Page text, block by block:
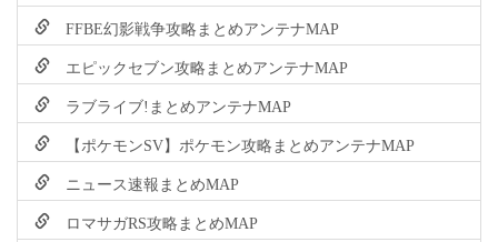
FFBE幻影戦争攻略まとめアンテナMAP
エピックセブン攻略まとめアンテナMAP
ラブライブ!まとめアンテナMAP
【ポケモンSV】ポケモン攻略まとめアンテナMAP
ニュース速報まとめMAP
ロマサガRS攻略まとめMAP